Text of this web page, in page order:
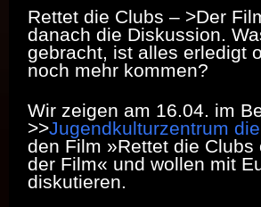
Rettet die Clubs – >Der
danach die Diskussion.
gebracht, ist alles erledigt
noch mehr kommen?
Wir zeigen am 16.04. im
>>Jugendkulturzentrum
den Film »Rettet die Clubs
der Film« und wollen mit
diskutieren.